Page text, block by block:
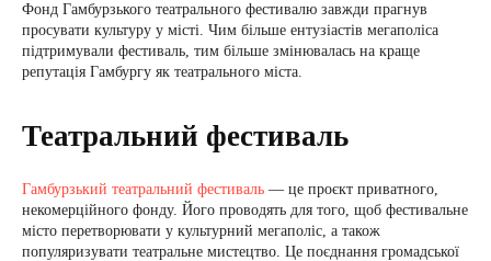
Фонд Гамбурзького театрального фестивалю завжди прагнув
просувати культуру у місті. Чим більше ентузіастів мегаполіса
підтримували фестиваль, тим більше змінювалась на краще
репутація Гамбургу як театрального міста.
Театральний фестиваль
Гамбурзький театральний фестиваль — це проєкт приватного,
некомерційного фонду. Його проводять для того, щоб фестивальне
місто перетворювати у культурний мегаполіс, а також
популяризувати театральне мистецтво. Це поєднання громадської